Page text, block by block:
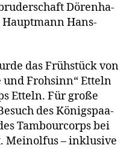
Dören­ha­
Hans-
das Früh­stück von
und Froh­sinn“ Etteln
Etteln. Für gro­ße
des Königs­paa­
Tam­bour­corps bei
Mein­ol­fus – inklu­si­ve